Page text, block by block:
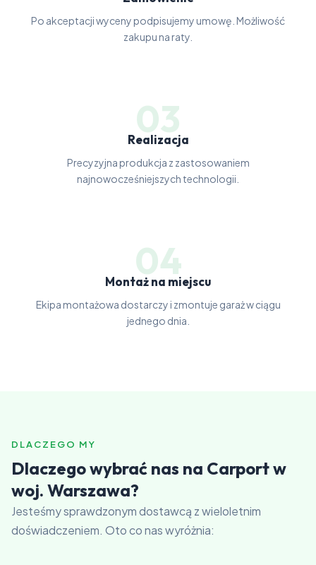
Po akceptacji wyceny podpisujemy umowę. Możliwość
zakupu na raty.
03
Realizacja
Precyzyjna produkcja z zastosowaniem
najnowocześniejszych technologii.
04
Montaż na miejscu
Ekipa montażowa dostarczy i zmontuje garaż w ciągu
jednego dnia.
DLACZEGO MY
Dlaczego wybrać nas na Carport w
woj. Warszawa?
Jesteśmy sprawdzonym dostawcą z wieloletnim
doświadczeniem. Oto co nas wyróżnia: